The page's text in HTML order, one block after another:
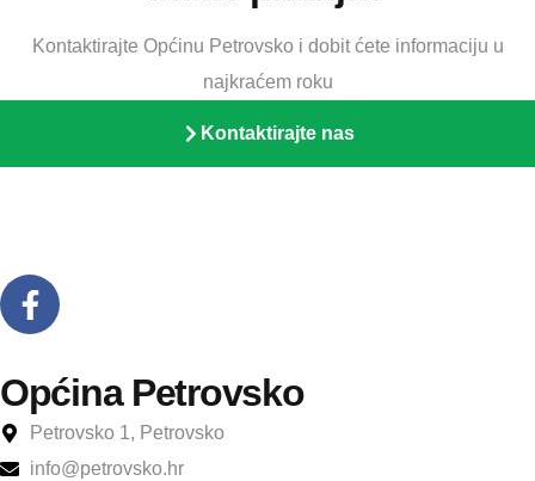
Kontaktirajte Općinu Petrovsko i dobit ćete informaciju u
najkraćem roku
Kontaktirajte nas
Općina Petrovsko
Petrovsko 1, Petrovsko
info@petrovsko.hr